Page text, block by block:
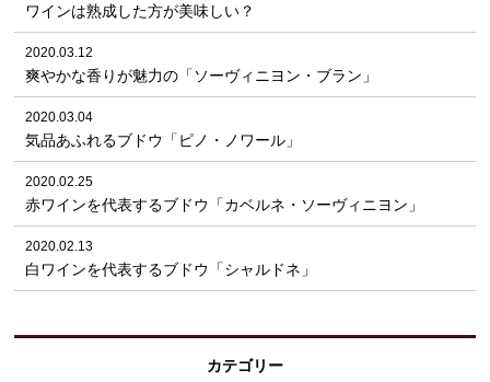
ワインは熟成した方が美味しい？
2020.03.12
爽やかな香りが魅力の「ソーヴィニヨン・ブラン」
2020.03.04
気品あふれるブドウ「ピノ・ノワール」
2020.02.25
赤ワインを代表するブドウ「カベルネ・ソーヴィニヨン」
2020.02.13
白ワインを代表するブドウ「シャルドネ」
カテゴリー